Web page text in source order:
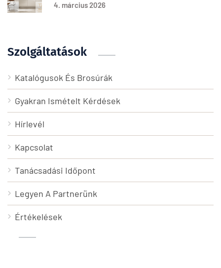
4. március 2026
Szolgáltatások
Katalógusok És Brosúrák
Gyakran Ismételt Kérdések
Hírlevél
Kapcsolat
Tanácsadási Időpont
Legyen A Partnerünk
Értékelések